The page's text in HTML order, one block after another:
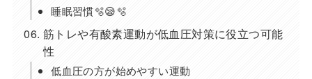
睡眠習慣🫧😪🫧
筋トレや有酸素運動が低血圧対策に役立つ可能
性
低血圧の方が始めやすい運動